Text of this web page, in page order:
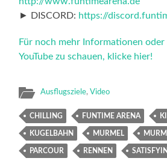
► DISCORD: https://
Für noch mehr Informationen oder
YouTube zu schauen, klicke hier!
Ausflugsziele,Video
CHILLING FUNTIME ARENA
KUGELBAHN MURMEL
PARCOUR RENNEN